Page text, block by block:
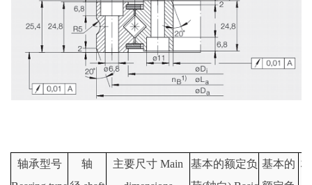
轴承型号
轴
主要尺寸 Main
基本的额定负 基本的